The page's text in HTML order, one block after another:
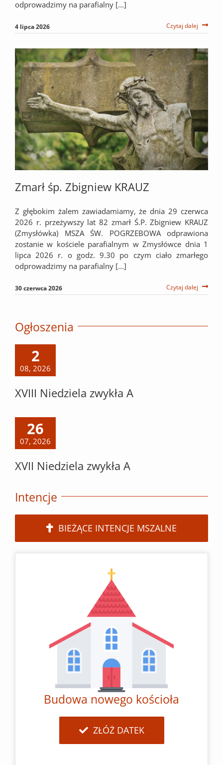
odprowadzimy na parafialny [...]
4 lipca 2026 Czytaj dalej
Zmarł śp. Zbigniew KRAUZ
Z głębokim żalem zawiadamiamy, że dnia 29 czerwca
2026 r. przeżywszy lat 82 zmarł Ś.P. Zbigniew KRAUZ
(Zmysłówka) MSZA ŚW. POGRZEBOWA odprawiona
zostanie w kościele parafialnym w Zmysłówce dnia 1
lipca 2026 r. o godz. 9.30 po czym ciało zmarłego
odprowadzimy na parafialny [...]
30 czerwca 2026 Czytaj dalej
Ogłoszenia
2
08, 2026
XVIII Niedziela zwykła A
26
07, 2026
XVII Niedziela zwykła A
Intencje
BIEŻĄCE INTENCJE MSZALNE
Budowa nowego kościoła
ZŁÓŻ DATEK